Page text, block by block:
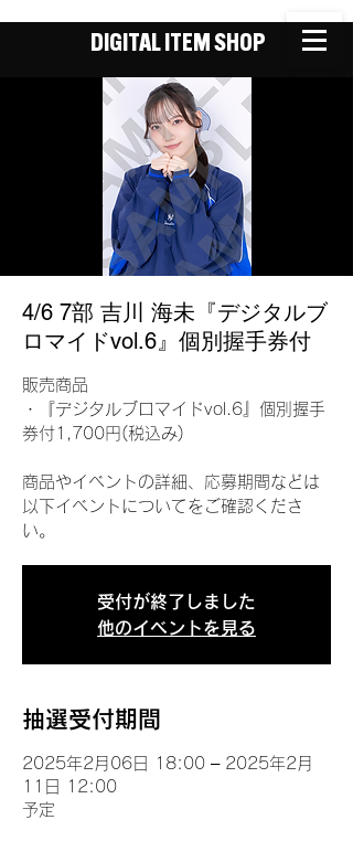
DIGITAL ITEM SHOP
4/6 7部 吉川 海未『デジタルブ
ロマイドvol.6』個別握手券付
販売商品
・『デジタルブロマイドvol.6』個別握手
券付1,700円(税込み)
商品やイベントの詳細、応募期間などは
以下イベントについてをご確認くださ
い。
受付が終了しました
他のイベントを見る
抽選受付期間
2025年2月06日 18:00 – 2025年2月
11日 12:00
予定